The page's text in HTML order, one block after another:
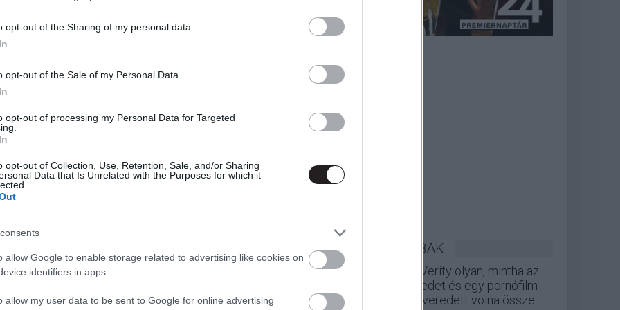
opt-out of the Sharing of my personal data.
opt-out of the Sale of my Personal Data.
opt-out of processing my Personal Data for Targeted
opt-out of Collection, Use, Retention, Sale, and/or Sharing
Data that Is Unrelated with the Purposes for which it
allow Google to enable storage related to advertising like cookies on
identifiers in apps.
allow my user data to be sent to Google for online advertising
képek alapján új lóval barátkozik a színész.
is leleplezte
a Henry Cavill főszereplésével készült sorozat.
fotón Geralt hűséges hátasa a The
lenne teljes Geralt lova nélkül, akiről végre hivatalos fotó
készen áll egy Austin
LEGOLVASOTTABBAK
A Verity olyan, mintha az
Eredet és egy pornófilm
keveredett volna össze